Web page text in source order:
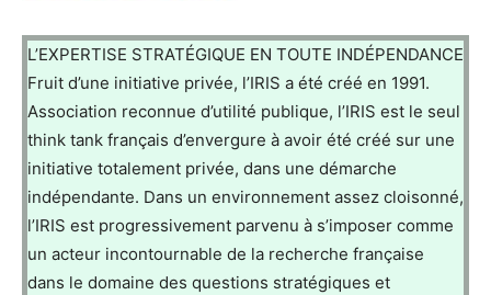
L’EXPERTISE STRATÉGIQUE EN TOUTE INDÉPENDANCE
Fruit d’une initiative privée, l’IRIS a été créé en 1991.
Association reconnue d’utilité publique, l’IRIS est le seul
think tank français d’envergure à avoir été créé sur une
initiative totalement privée, dans une démarche
indépendante. Dans un environnement assez cloisonné,
l’IRIS est progressivement parvenu à s’imposer comme
un acteur incontournable de la recherche française
dans le domaine des questions stratégiques et